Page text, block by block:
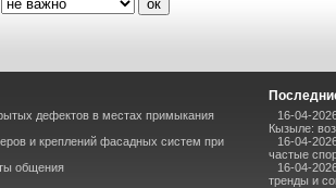
дефектов в местах примыкания
и креплений фасадных систем при
общения
16-04-
Кызыле:
16-04-
частые
16-04-
тренды и